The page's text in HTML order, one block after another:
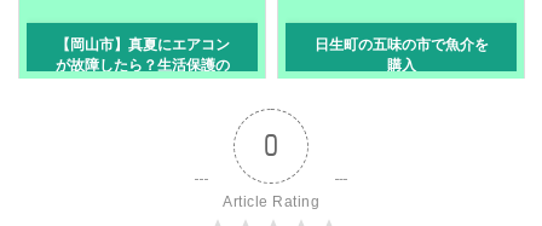
【岡山市】真夏にエアコン
が故障したら？生活保護の
日生町の五味の市で魚介を
購入
0
Article Rating